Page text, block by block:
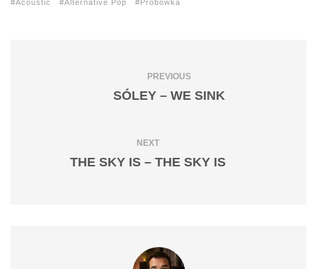
Acoustic Alternative Pop Probówka
PREVIOUS
SÓLEY – WE SINK
NEXT
THE SKY IS – THE SKY IS